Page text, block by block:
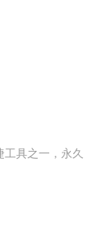
具之一，永久